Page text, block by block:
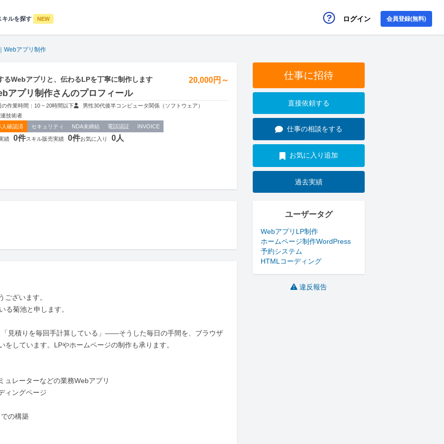
ルを探す NEW ログイン 会員登録(無料)
Webアプリ制作
るWebアプリと、伝わるLPを丁寧に制作します 20,000円～
アプリ制作さんのプロフィール
の作業時間：10 ~ 20時間以下 男性30代後半コンピュータ関係（ソフトウェア）
技術者
人確認済
セキュリティ NDA未締結 電話認証 INVOICE
績 0件スキル販売実績 0件お気に入り 0人
ざいます。
る菊池と申します。
見積りを毎回手計算している」——そうした毎日の手間を、ブラウザ
しています。LPやホームページの制作も承ります。
ュレーターなどの業務Webアプリ
ィングページ
の構築
仕事に招待
直接依頼する
仕事の相談をする
お気に入り追加
過去実績
ユーザータグ
Webアプリ LP制作
ホームページ制作WordPress
予約システム
HTMLコーディング
違反報告